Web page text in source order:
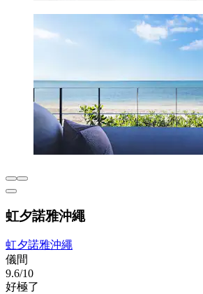
虹夕諾雅沖繩
虹夕諾雅沖繩
儀間
9.6/10
好極了